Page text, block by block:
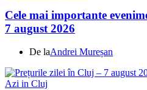
Cele mai importante
7 august 2026
De laAndrei Mureșan
Azi in Cluj